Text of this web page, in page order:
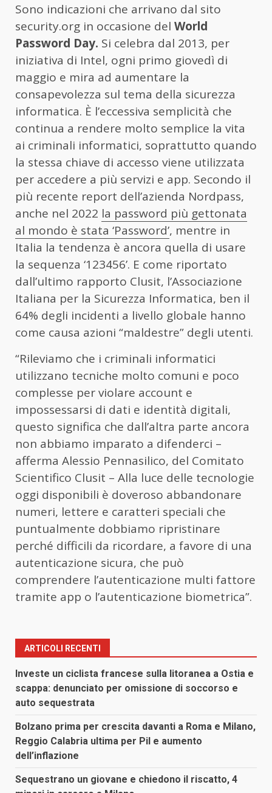
Sono indicazioni che arrivano dal sito
security.org in occasione del World
Password Day. Si celebra dal 2013, per
iniziativa di Intel, ogni primo giovedì di
maggio e mira ad aumentare la
consapevolezza sul tema della sicurezza
informatica. È l’eccessiva semplicità che
continua a rendere molto semplice la vita
ai criminali informatici, soprattutto quando
la stessa chiave di accesso viene utilizzata
per accedere a più servizi e app. Secondo il
più recente report dell’azienda Nordpass,
anche nel 2022 la password più gettonata
al mondo è stata ‘Password’, mentre in
Italia la tendenza è ancora quella di usare
la sequenza ‘123456’. E come riportato
dall’ultimo rapporto Clusit, l’Associazione
Italiana per la Sicurezza Informatica, ben il
64% degli incidenti a livello globale hanno
come causa azioni “maldestre” degli utenti.
“Rileviamo che i criminali informatici
utilizzano tecniche molto comuni e poco
complesse per violare account e
impossessarsi di dati e identità digitali,
questo significa che dall’altra parte ancora
non abbiamo imparato a difenderci –
afferma Alessio Pennasilico, del Comitato
Scientifico Clusit – Alla luce delle tecnologie
oggi disponibili è doveroso abbandonare
numeri, lettere e caratteri speciali che
puntualmente dobbiamo ripristinare
perché difficili da ricordare, a favore di una
autenticazione sicura, che può
comprendere l’autenticazione multi fattore
tramite app o l’autenticazione biometrica”.
ARTICOLI RECENTI
Investe un ciclista francese sulla litoranea a Ostia e
scappa: denunciato per omissione di soccorso e
auto sequestrata
Bolzano prima per crescita davanti a Roma e Milano,
Reggio Calabria ultima per Pil e aumento
dell’inflazione
Sequestrano un giovane e chiedono il riscatto, 4